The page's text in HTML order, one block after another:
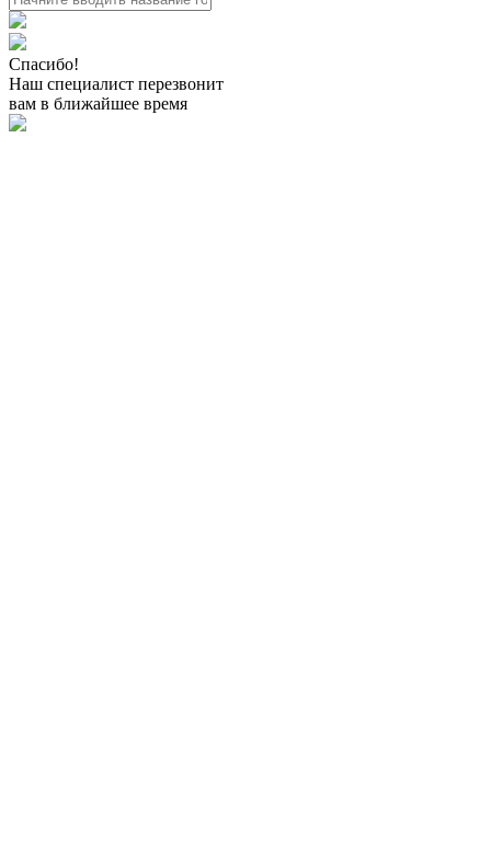
Спасибо!
Наш специалист перезвонит
вам в ближайшее время